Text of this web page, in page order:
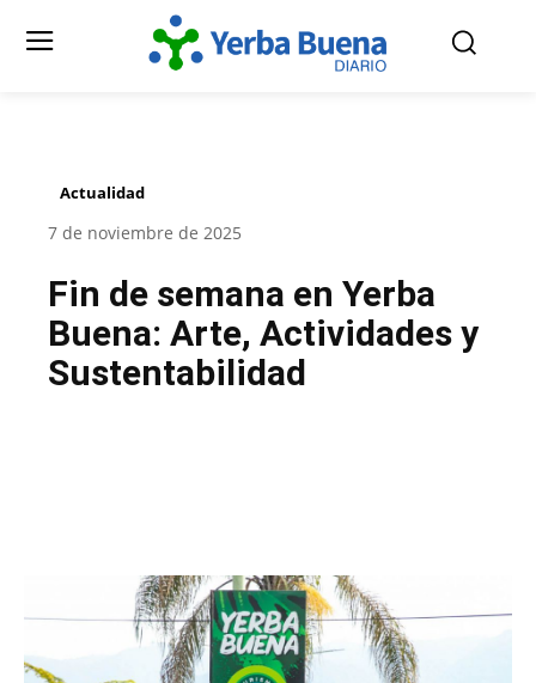
Actualidad
7 de noviembre de 2025
Fin de semana en Yerba
Buena: Arte, Actividades y
Sustentabilidad